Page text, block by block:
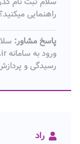
راهنمایی
پاسخ مشاور:
رسیدگی و
راد